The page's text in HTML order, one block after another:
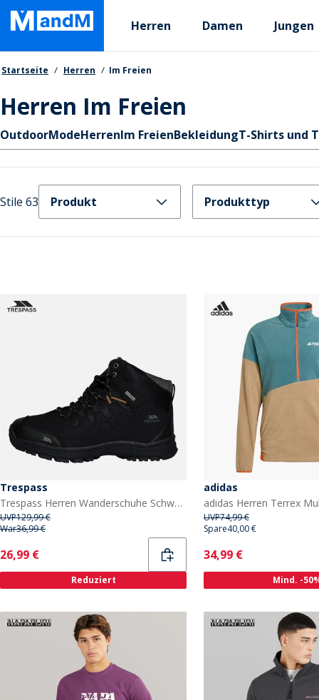
Skip
main
content
Primary departments
Herren Damen Jungen
Brotkrumen
Startseite Herren Im Freien
Herren Im Freien
Schnellzugriff
OutdoorModeHerrenIm FreienBekleidungT-Shirts und
Stile 63 Produkt Produkttyp
Trespass
Trespass Herren Wanderschuhe Schwarz
UVP129,99 €
War36,99 €
Current
26,99 €
Reduziert
adidas
UVP74,99 €
Spare40,00 €
Current
34,99 €
Mind. -